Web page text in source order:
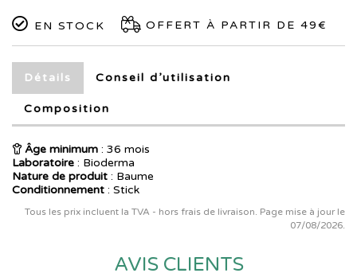
EN STOCK OFFERT À PARTIR DE 49€
Détails Conseil d’utilisation
Composition
Âge minimum : 36 mois
Laboratoire : Bioderma
Nature de produit : Baume
Conditionnement : Stick
Tous les prix incluent la TVA - hors frais de livraison. Page mise à jour le
07/08/2026.
AVIS CLIENTS